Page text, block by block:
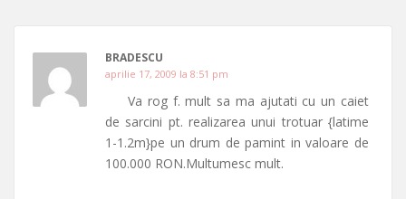
BRADESCU
aprilie 17, 2009 la 8:51 pm
Va rog f. mult sa ma ajutati cu un caiet
de sarcini pt. realizarea unui trotuar {latime
1-1.2m}pe un drum de pamint in valoare de
100.000 RON.Multumesc mult.